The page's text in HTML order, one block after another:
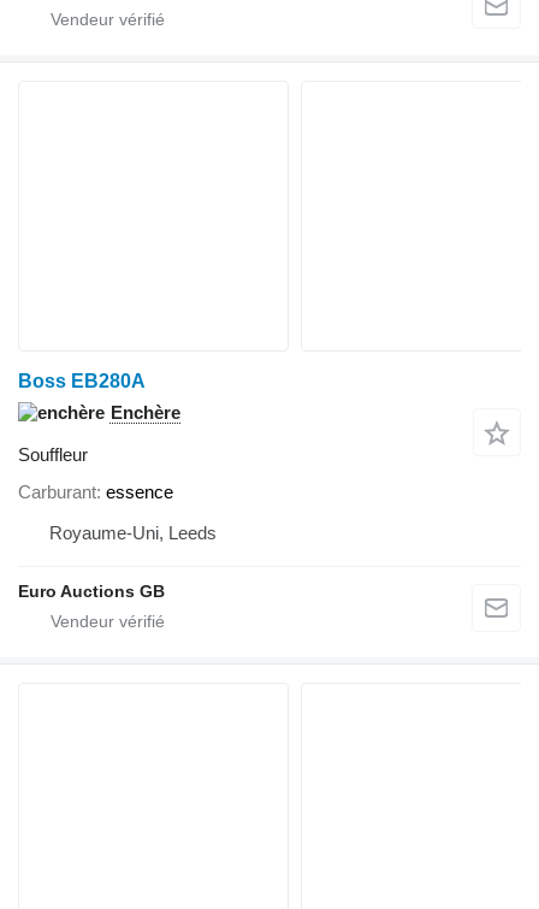
Boss EB280A
Enchère
Souffleur
Carburant essence
Royaume-Uni, Leeds
Euro Auctions GB